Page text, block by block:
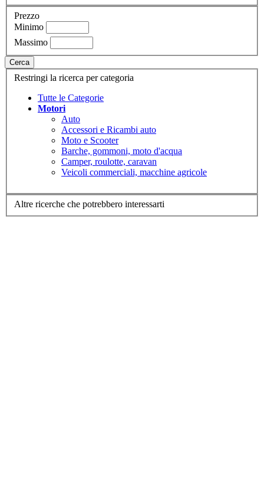
Prezzo
Minimo
Massimo
Cerca
Restringi la ricerca per categoria
Tutte le Categorie
Motori
Auto
Accessori e Ricambi auto
Moto e Scooter
Barche, gommoni, moto d'acqua
Camper, roulotte, caravan
Veicoli commerciali, macchine agricole
Altre ricerche che potrebbero interessarti